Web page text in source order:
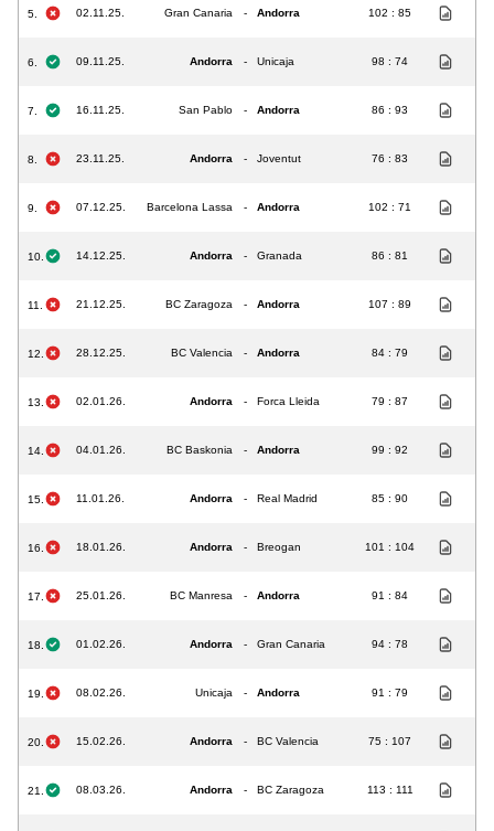
5. 02.11.25. Gran Canaria - Andorra 102 : 85
6. 09.11.25. Andorra - Unicaja 98 : 74
7. 16.11.25. San Pablo - Andorra 86 : 93
8. 23.11.25. Andorra - Joventut 76 : 83
9. 07.12.25. Barcelona Lassa - Andorra 102 : 71
10. 14.12.25. Andorra - Granada 86 : 81
11. 21.12.25. BC Zaragoza - Andorra 107 : 89
12. 28.12.25. BC Valencia - Andorra 84 : 79
13. 02.01.26. Andorra - Forca Lleida 79 : 87
14. 04.01.26. BC Baskonia - Andorra 99 : 92
15. 11.01.26. Andorra - Real Madrid 85 : 90
16. 18.01.26. Andorra - Breogan 101 : 104
17. 25.01.26. BC Manresa - Andorra 91 : 84
18. 01.02.26. Andorra - Gran Canaria 94 : 78
19. 08.02.26. Unicaja - Andorra 91 : 79
20. 15.02.26. Andorra - BC Valencia 75 : 107
21. 08.03.26. Andorra - BC Zaragoza 113 : 111